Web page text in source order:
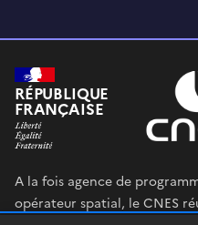
RÉPUBLIQUE
FRANÇAISE
A la fois agence de
opérateur spatial, le CNES